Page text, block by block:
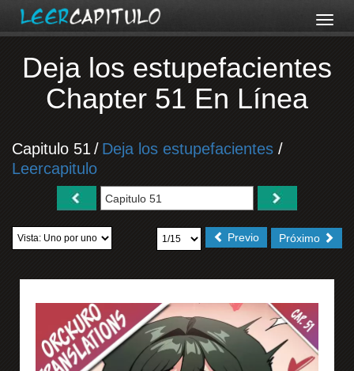
Deja los estupefacientes
Chapter 51 En Línea
Capitulo 51 / Deja los estupefacientes /
Leercapitulo
Próximo
Previo